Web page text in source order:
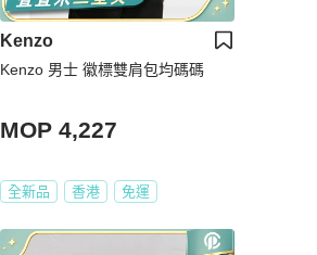
Kenzo
Kenzo 男士 徽標雙肩包均碼碼
MOP 4,227
全新品 香港 免運